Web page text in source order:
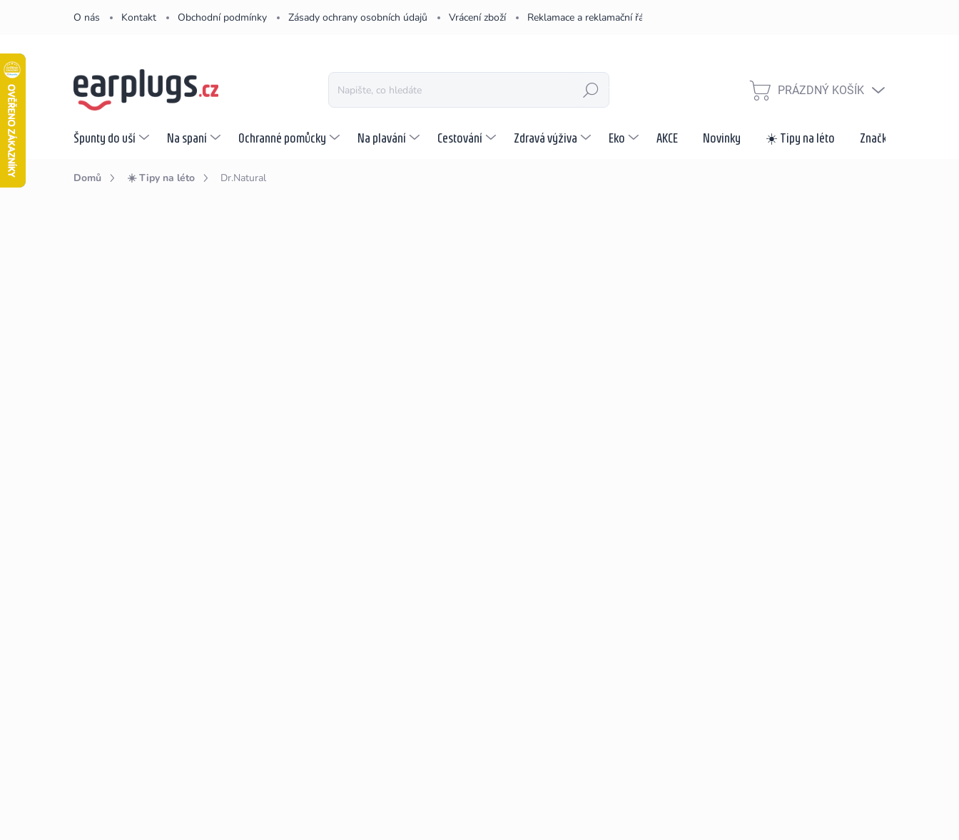
O nás Kontakt Obchodní podmínky Zásady ochrany osobních údajů Vrácení zboží Reklamace a reklamační řád
HLEDAT
NÁKUPNÍ
PRÁZDNÝ KOŠÍK
Špunty do uší Na spaní Ochranné pomůcky Na plavání Cestování Zdravá výživa Eko AKCE Novinky ☀️ Tipy na léto Značky
Domů ☀️ Tipy na léto Dr.Natural